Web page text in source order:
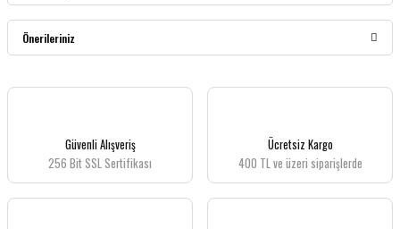
Bu ürüne ilk yorumu siz yapın!
Önerileriniz
Bu ürünün fiyat bilgisi, resim, ürün açıklamalarında ve diğer konularda yetersiz
Ürün resmi kalitesiz, bozuk veya görüntülenemiyor.
Güvenli Alışveriş
256 Bit SSL Sertifikası
Ücretsiz Kargo
400 TL ve üzeri siparişlerde